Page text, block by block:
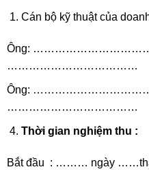
Cán bộ kỹ thuật của
Ông:
………………………………
Ông:
………………………………
Thời gian nghiệm thu :
Bắt đầu : ……… ngày